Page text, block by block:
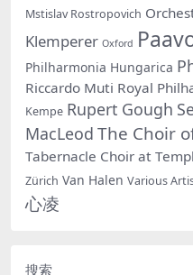
Mstislav Rostropovich
Klemperer Oxford
Philharmonia Hungarica
Riccardo Muti Royal
Kempe Rupert Gough
MacLeod The Choir
Tabernacle Choir at
Zürich Van Halen Various
心凌
搜索